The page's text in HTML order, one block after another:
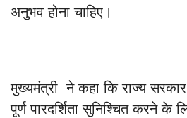
अनुभव होना चाहिए।
मुख्यमंत्री ने कहा कि राज्य
पूर्ण पारदर्शिता सुनिश्चित करने